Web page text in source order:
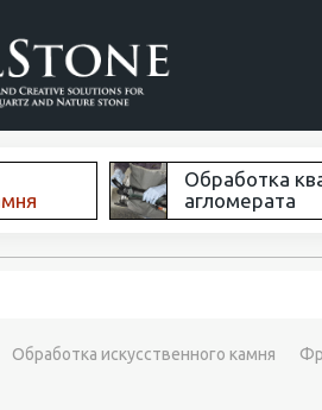
Обработка
агломерата
Обработка искусственного камня